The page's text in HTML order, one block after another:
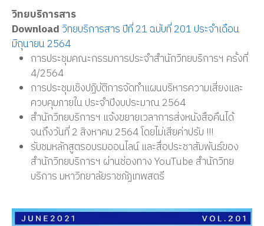
วิทยบริการสาร
Download วิทยบริการสาร ปีที่ 21 ฉบับที่ 201 ประจำเดือน
มิถุนายน 2564
การประชุมคณะกรรมการประจำสำนักวิทยบริการฯ ครั้งที่
4/2564
การประชุมเชิงปฏิบัติการจัดทำแผนบริหารความเสี่ยงและ
ควบคุมภายใน ประจำปีงบประมาณ 2564
สำนักวิทยบริการฯ แจ้งขยายเวลาการส่งหนังสือคืนได้
จนถึงวันที่ 2 สิงหาคม 2564 โดยไม่เสียค่าปรับ !!!
รับชมหลักสูตรอบรมออนไลน์ และสื่อประชาสัมพันธ์ของ
สำนักวิทยบริการฯ ผ่านช่องทาง YouTube สำนักวิทย
บริการ มหาวิทยาลัยราชภัฏเทพสตรี